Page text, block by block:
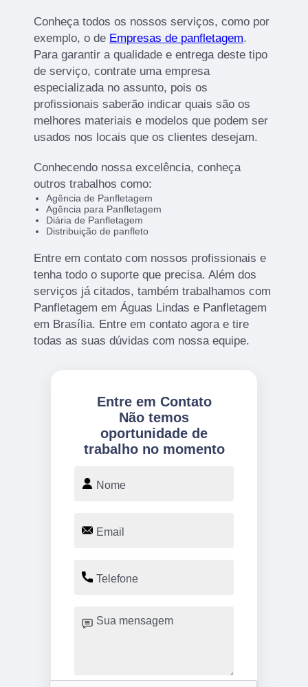
Conheça todos os nossos serviços, como por
exemplo, o de Empresas de panfletagem.
Para garantir a qualidade e entrega deste tipo
de serviço, contrate uma empresa
especializada no assunto, pois os
profissionais saberão indicar quais são os
melhores materiais e modelos que podem ser
usados nos locais que os clientes desejam.
Conhecendo nossa excelência, conheça
outros trabalhos como:
Agência de Panfletagem
Agência para Panfletagem
Diária de Panfletagem
Distribuição de panfleto
Entre em contato com nossos profissionais e
tenha todo o suporte que precisa. Além dos
serviços já citados, também trabalhamos com
Panfletagem em Águas Lindas e Panfletagem
em Brasília. Entre em contato agora e tire
todas as suas dúvidas com nossa equipe.
Entre em Contato
Não temos
oportunidade de
trabalho no momento